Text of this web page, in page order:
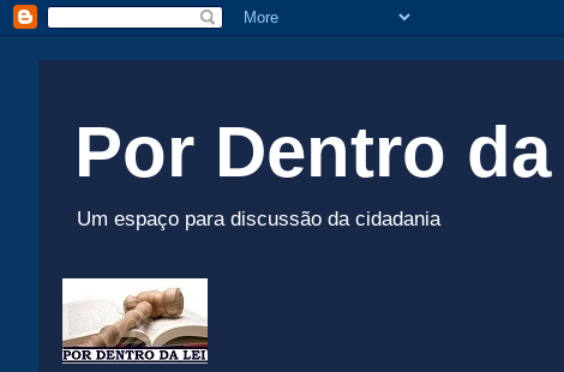
Por Dentro
Um espaço para discussão da cidadania